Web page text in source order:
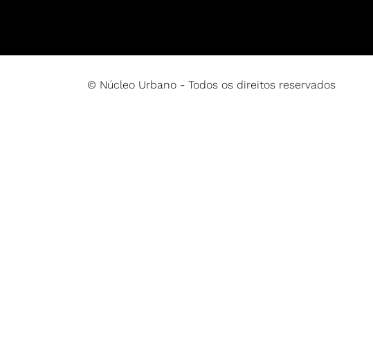
© Núcleo Urbano - Todos os direitos reservados